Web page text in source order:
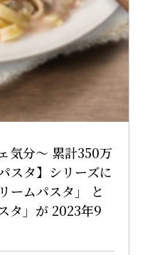
気分～ 累計350万
スタ】シリーズに
ームパスタ」 と
タ」が 2023年9